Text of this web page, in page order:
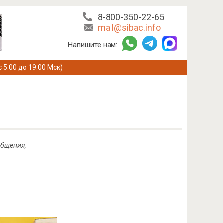
8-800-350-22-65
mail@sibac.info
Напишите нам:
5:00 до 19:00 Мск)